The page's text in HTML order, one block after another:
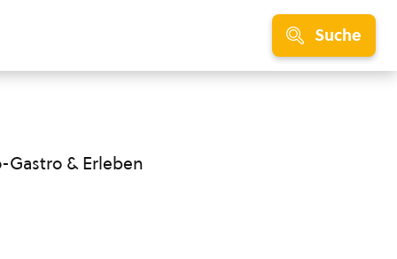
Suche
Gastro & Erleben